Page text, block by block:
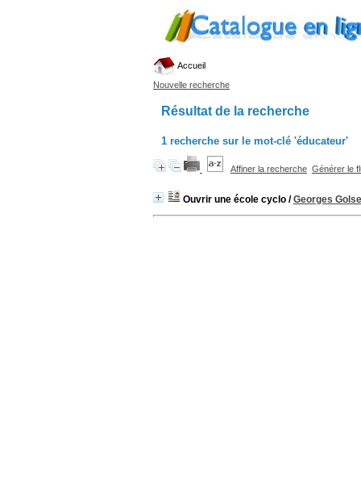
Accueil
Nouvelle recherche
Résultat de la recherche
1 recherche sur le mot-clé 'éducateur'
Affiner la recherche Générer le
Ouvrir une école cyclo /Georges Golse